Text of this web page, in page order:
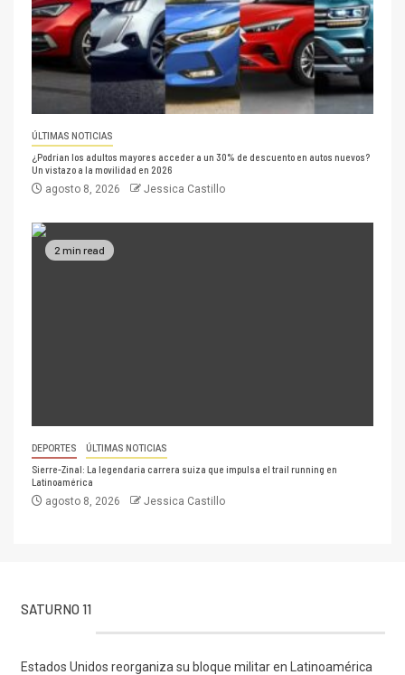
ÚLTIMAS NOTICIAS
¿Podrían los adultos mayores acceder a un 30% de descuento en autos nuevos?
Un vistazo a la movilidad en 2026
agosto 8, 2026 Jessica Castillo
2 min read
DEPORTES ÚLTIMAS NOTICIAS
Sierre-Zinal: La legendaria carrera suiza que impulsa el trail running en
Latinoamérica
agosto 8, 2026 Jessica Castillo
SATURNO 11
Estados Unidos reorganiza su bloque militar en Latinoamérica